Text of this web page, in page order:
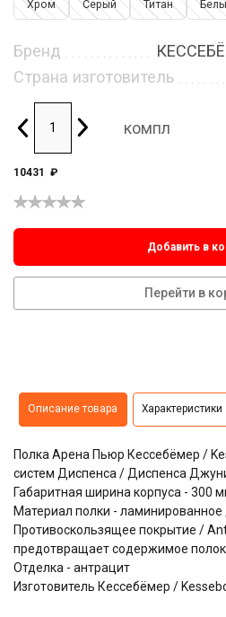
Хром Серый Титан
Бренд
Страна изготовитель
компл
10431 ₽
Добавить в
Перейти в
Описание товара Характеристики
Полка Арена Пьюр Кессебёмер /
систем Диспенса / Диспенса
Габаритная ширина корпуса - 300
Материал полки -
Противоскользящее покрытие /
предотвращает содержимое
Отделка - антрацит
Изготовитель Кессебёмер /